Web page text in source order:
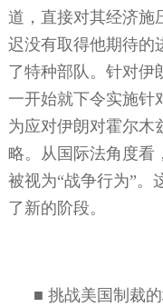
道，直接对其经济施
迟没有取得他期待的
了特种部队。针对伊
一开始就下令实施针
为应对伊朗对霍尔木
略。从国际法角度看
被视为“战争行为”。
了新的阶段。
■ 挑战美国制裁